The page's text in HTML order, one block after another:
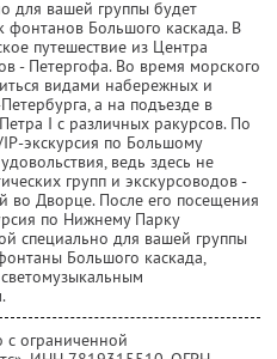
для вашей группы будет
фонтанов Большого каскада. В
путешествие из Центра
- Петергофа. Во время морского
видами набережных и
а на подъезде в
I с различных ракурсов. По
экскурсия по Большому
ведь здесь не
групп и экскурсоводов -
во Дворце. После его посещения
по Нижнему Парку
специально для вашей группы
Большого каскада,
с ограниченной